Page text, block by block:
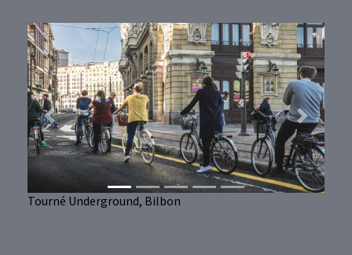
Tourné Underground, Bilbon
Previous Next